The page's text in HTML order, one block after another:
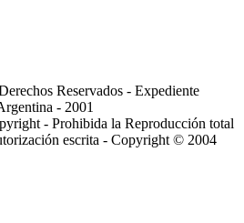
Reservados - Expediente
- 2001
- Prohibida la Reproducción total
escrita - Copyright © 2004